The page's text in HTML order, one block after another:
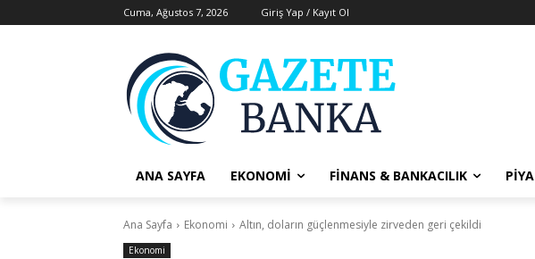
Cuma, Ağustos 7, 2026 Giriş Yap / Kayıt Ol
ANA SAYFA EKONOMI FINANS & BANKACILIK
Ana Sayfa Ekonomi Altın, doların güçlenmesiyle zirveden geri çekildi
Ekonomi